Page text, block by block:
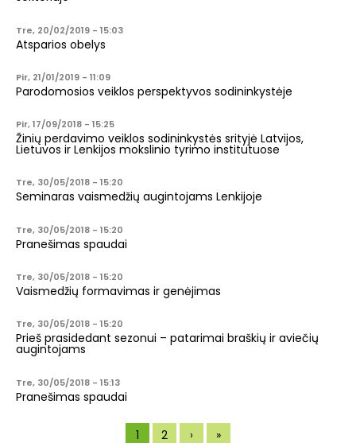
Tre, 20/02/2019 - 15:03
Atsparios obelys
Pir, 21/01/2019 - 11:09
Parodomosios veiklos perspektyvos sodininkystėje
Pir, 17/09/2018 - 15:25
Žinių perdavimo veiklos sodininkystės srityjė Latvijos,
Lietuvos ir Lenkijos mokslinio tyrimo institutuose
Tre, 30/05/2018 - 15:20
Seminaras vaismedžių augintojams Lenkijoje
Tre, 30/05/2018 - 15:20
Pranešimas spaudai
Tre, 30/05/2018 - 15:20
Vaismedžių formavimas ir genėjimas
Tre, 30/05/2018 - 15:20
Prieš prasidedant sezonui – patarimai braškių ir aviečių
augintojams
Tre, 30/05/2018 - 15:13
Pranešimas spaudai
Current page
1 Puslapis
2 Next page
› Last page
»